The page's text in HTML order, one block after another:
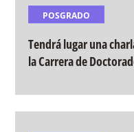
POSGRADO
Tendrá lugar una
la Carrera de